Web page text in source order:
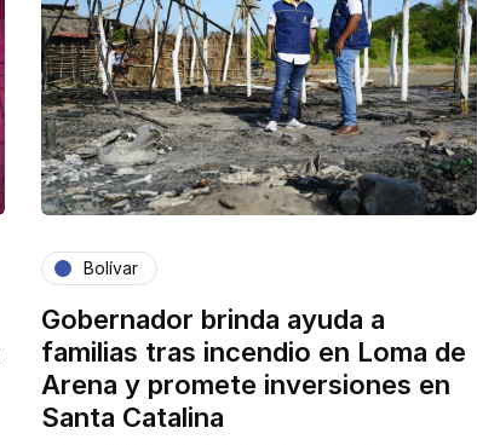
Bolívar
Gobernador brinda ayuda a
familias tras incendio en Loma de
Arena y promete inversiones en
Santa Catalina